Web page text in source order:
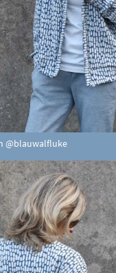
@blauwalfluke